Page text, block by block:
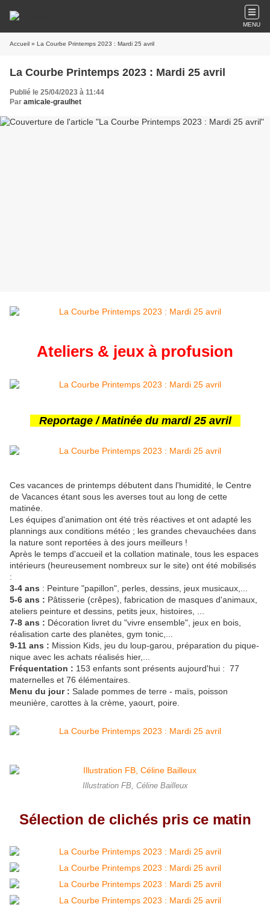
MENU
Accueil » La Courbe Printemps 2023 : Mardi 25 avril
La Courbe Printemps 2023 : Mardi 25 avril
Publié le 25/04/2023 à 11:44
Par amicale-graulhet
Ateliers & jeux à profusion
Reportage / Matinée du mardi 25 avril
Ces vacances de printemps débutent dans l'humidité, le Centre
de Vacances étant sous les averses tout au long de cette
matinée.
Les équipes d'animation ont été très réactives et ont adapté les
plannings aux conditions météo ; les grandes chevauchées dans
la nature sont reportées à des jours meilleurs !
Après le temps d'accueil et la collation matinale, tous les espaces
intérieurs (heureusement nombreux sur le site) ont été mobilisés
:
3-4 ans : Peinture "papillon", perles, dessins, jeux musicaux,...
5-6 ans : Pâtisserie (crêpes), fabrication de masques d'animaux,
ateliers peinture et dessins, petits jeux, histoires, ...
7-8 ans : Décoration livret du "vivre ensemble", jeux en bois,
réalisation carte des planètes, gym tonic,...
9-11 ans : Mission Kids, jeu du loup-garou, préparation du pique-
nique avec les achats réalisés hier,...
Fréquentation : 153 enfants sont présents aujourd'hui : 77
maternelles et 76 élémentaires.
Menu du jour : Salade pommes de terre - maïs, poisson
meunière, carottes à la crème, yaourt, poire.
Illustration FB, Céline Bailleux
Sélection de clichés pris ce matin